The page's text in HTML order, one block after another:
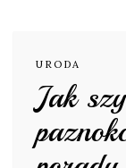
URODA
Jak